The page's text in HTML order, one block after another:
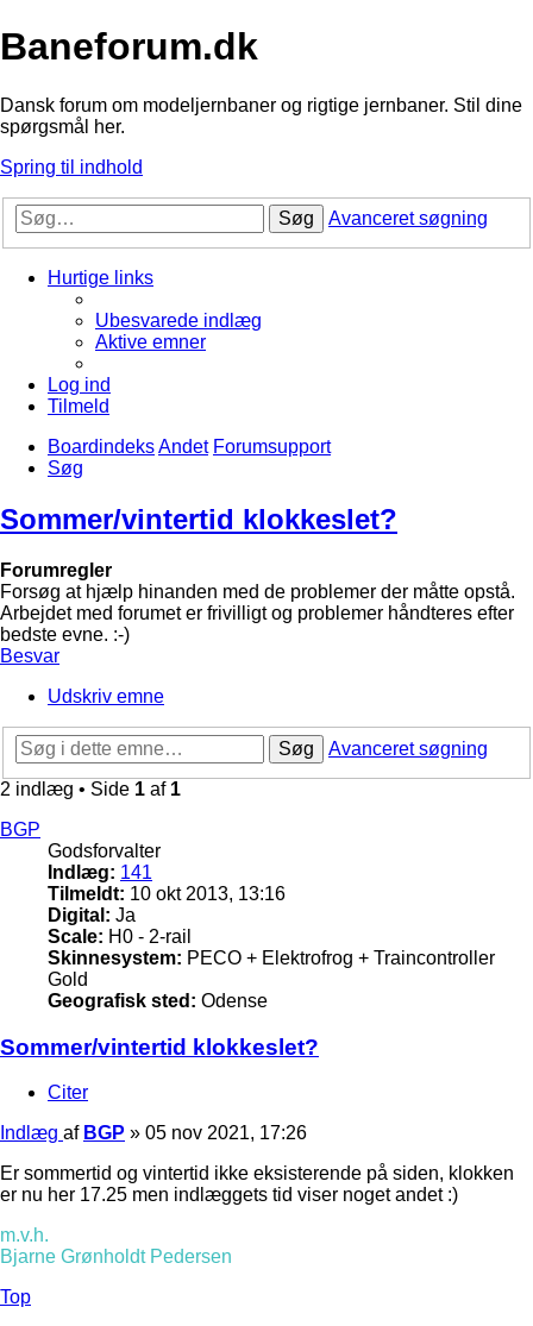
Baneforum.dk
Dansk forum om modeljernbaner og rigtige jernbaner. Stil dine
spørgsmål her.
Spring til indhold
Søg Avanceret søgning
Hurtige links
Ubesvarede indlæg
Aktive emner
Log ind
Tilmeld
BoardindeksAndet Forumsupport
Søg
Sommer/vintertid klokkeslet?
Forumregler
Forsøg at hjælp hinanden med de problemer der måtte opstå.
Arbejdet med forumet er frivilligt og problemer håndteres efter
bedste evne. :-)
Besvar
Udskriv emne
Søg
Avanceret søgning
2 indlæg • Side 1 af 1
BGP
Godsforvalter
Indlæg: 141
Tilmeldt: 10 okt 2013, 13:16
Digital: Ja
Scale: H0 - 2-rail
Skinnesystem: PECO + Elektrofrog + Traincontroller
Gold
Geografisk sted: Odense
Sommer/vintertid klokkeslet?
Citer
Indlæg af BGP » 05 nov 2021, 17:26
Er sommertid og vintertid ikke eksisterende på siden, klokken
er nu her 17.25 men indlæggets tid viser noget andet :)
m.v.h.
Bjarne Grønholdt Pedersen
Top